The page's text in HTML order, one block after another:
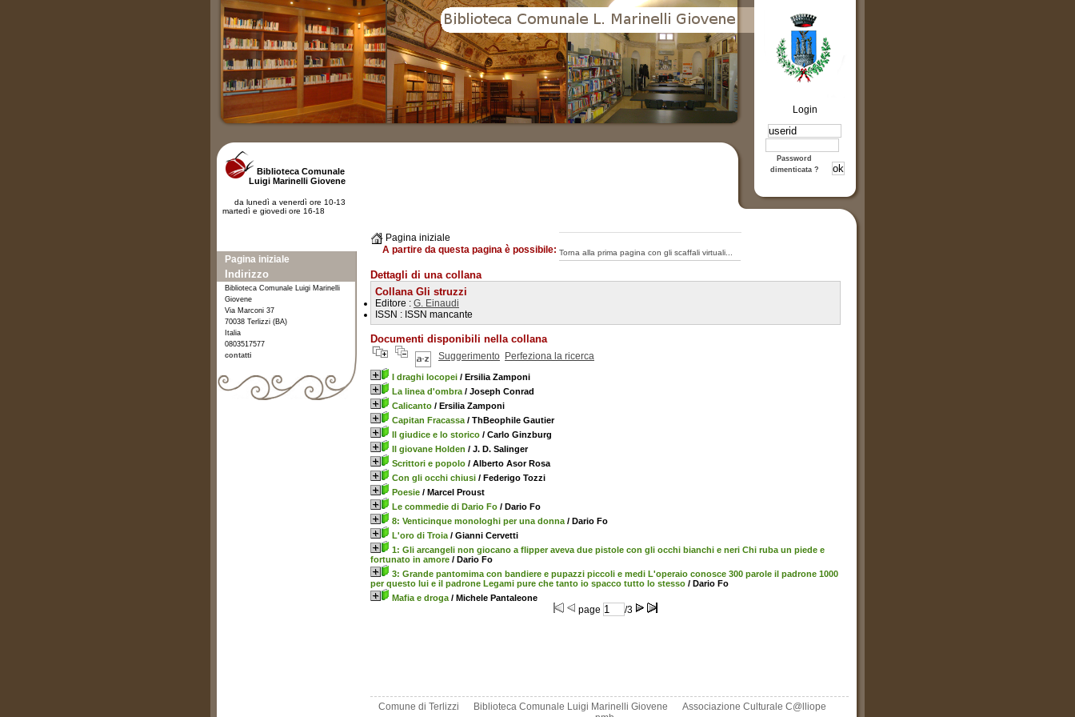
Pagina iniziale
A partire da questa pagina è possibile: Torna alla prima pagina con gli scaffali virtuali...
Dettagli di una collana
Collana Gli struzzi
Editore : G. Einaudi
ISSN : ISSN mancante
Documenti disponibili nella collana
Suggerimento Perfeziona la ricerca
I draghi locopei / Ersilia Zamponi
La linea d'ombra / Joseph Conrad
Calicanto / Ersilia Zamponi
Capitan Fracassa / ThBeophile Gautier
Il giudice e lo storico / Carlo Ginzburg
Il giovane Holden / J. D. Salinger
Scrittori e popolo / Alberto Asor Rosa
Con gli occhi chiusi / Federigo Tozzi
Poesie / Marcel Proust
Le commedie di Dario Fo / Dario Fo
8: Venticinque monologhi per una donna / Dario Fo
L'oro di Troia / Gianni Cervetti
1: Gli arcangeli non giocano a flipper aveva due pistole con gli occhi bianchi e neri Chi ruba un piede e
fortunato in amore / Dario Fo
3: Grande pantomima con bandiere e pupazzi piccoli e medi L'operaio conosce 300 parole il padrone 1000
per questo lui e il padrone Legami pure che tanto io spacco tutto lo stesso / Dario Fo
Mafia e droga / Michele Pantaleone
page /3
Comune di Terlizzi Biblioteca Comunale Luigi Marinelli Giovene
Associazione Culturale C@lliope
Biblioteca Comunale
Luigi Marinelli Giovene
da lunedì a venerdì ore 10-13
martedì e giovedi ore 16-18
Pagina iniziale
Login
Password
dimenticata ?
Indirizzo
Biblioteca Comunale Luigi Marinelli
Giovene
Via Marconi 37
70038 Terlizzi (BA)
Italia
0803517577
contatti